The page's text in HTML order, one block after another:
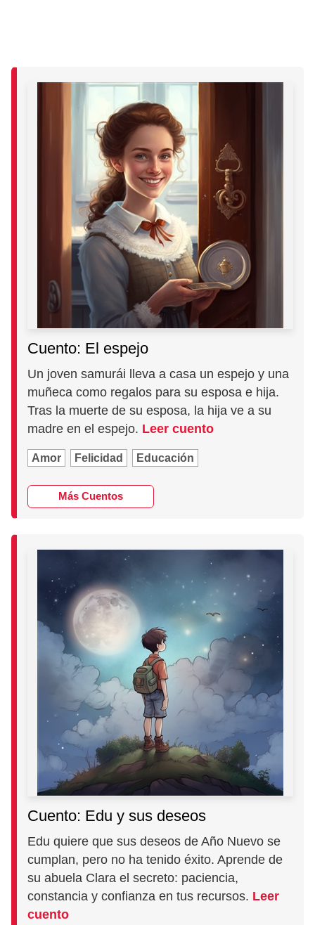
Cuento: El espejo
Un joven samurái lleva a casa un espejo y una
muñeca como regalos para su esposa e hija.
Tras la muerte de su esposa, la hija ve a su
madre en el espejo. Leer cuento
Amor Felicidad Educación
Más Cuentos
Cuento: Edu y sus deseos
Edu quiere que sus deseos de Año Nuevo se
cumplan, pero no ha tenido éxito. Aprende de
su abuela Clara el secreto: paciencia,
constancia y confianza en tus recursos. Leer
cuento